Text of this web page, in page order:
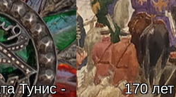
Тунис -
170